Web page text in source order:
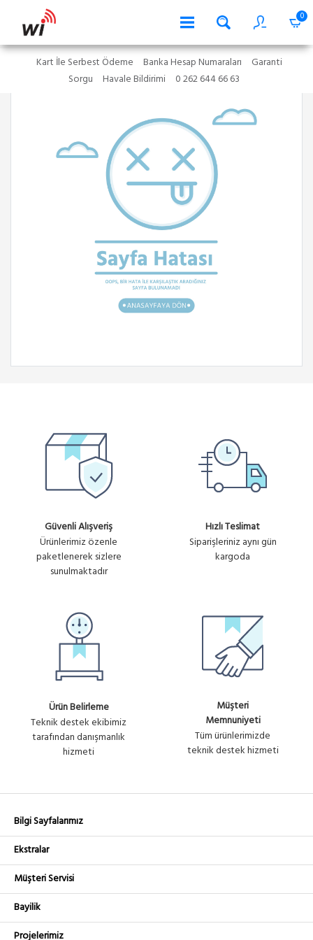
0
Kart İle Serbest Ödeme Banka Hesap Numaraları
Garanti
Sorgu
Havale Bildirimi 0 262 644 66 63
Güvenli Alışveriş
Ürünlerimiz özenle
paketlenerek sizlere
sunulmaktadır
Hızlı Teslimat
Siparişleriniz aynı gün
kargoda
Ürün Belirleme
Teknik destek ekibimiz
tarafından danışmanlık
hizmeti
Müşteri
Memnuniyeti
Tüm ürünlerimizde
teknik destek hizmeti
Bilgi Sayfalarımız
Ekstralar
Müşteri Servisi
Bayilik
Projelerimiz